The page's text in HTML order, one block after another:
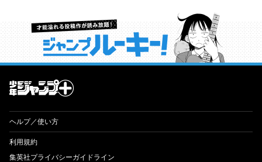
才能溢れる投稿作が読み放題！ ジャンプルーキー！
ヘルプ／使い方
利用規約
集英社プライバシーガイドライン